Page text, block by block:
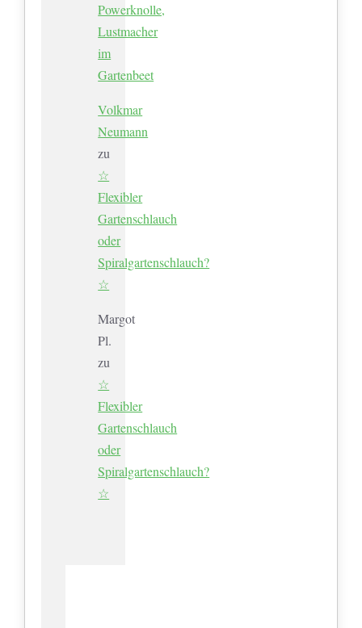
Powerknolle,
Lustmacher
im
Gartenbeet
Volkmar
Neumann
zu
☆
Flexibler
Gartenschlauch
oder
Spiralgartenschlauch?
☆
Margot
Pl.
zu
☆
Flexibler
Gartenschlauch
oder
Spiralgartenschlauch?
☆